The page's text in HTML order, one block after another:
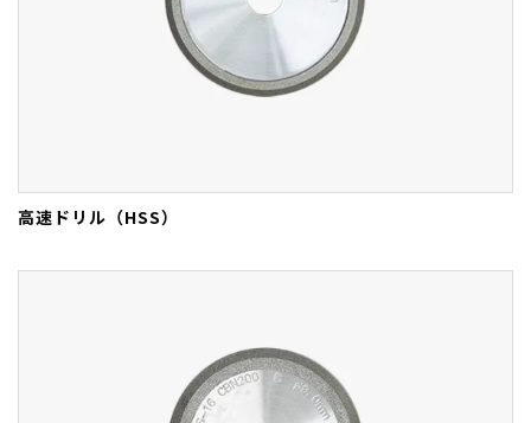
高速ドリル（HSS）